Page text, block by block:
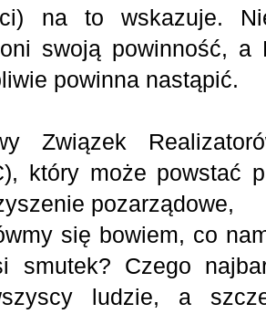
na to wskazuje.
swoją powinność, a
powinna nastąpić.
Związek
który może powstać
pozarządowe,
się bowiem, co
smutek? Czego
ludzie, a